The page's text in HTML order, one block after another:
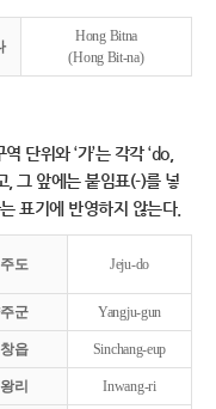
Hong Bitna
(Hong Bit-na)
단위와 ‘가’는 각각 ‘do,
그 앞에는 붙임표(-)를 넣
표기에 반영하지 않는다.
도 Jeju-do
군 Yangju-gun
읍 Sinchang-eup
리 Inwang-ri